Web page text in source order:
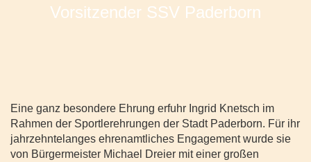
Eine ganz besondere Ehrung erfuhr Ingrid Knetsch im
Rahmen der Sportlerehrungen der Stadt Paderborn. Für ihr
jahrzehntelanges ehrenamtliches Engagement wurde sie
von Bürgermeister Michael Dreier mit einer großen